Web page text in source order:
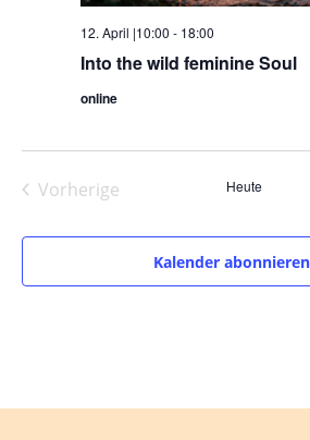
Into the wild feminine Soul
12. April |10:00 - 18:00
online
Vorherige
Heute
Kalender abonnieren